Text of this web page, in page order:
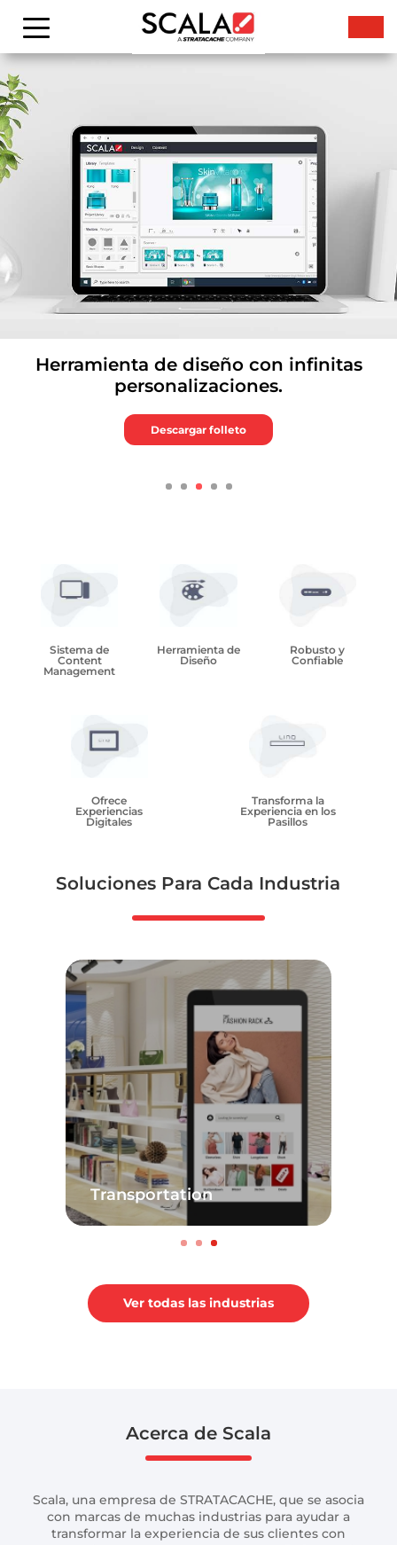
Herramienta de diseño con infinitas
personalizaciones.
Descargar folleto
Sistema de
Content
Management
Herramienta de
Diseño
Robusto y
Confiable
Ofrece
Experiencias
Digitales
Transforma la
Experiencia en los
Pasillos
Soluciones Para Cada Industria
Transportation
Ver todas las industrias
Acerca de Scala
Scala, una empresa de STRATACACHE, que se asocia
con marcas de muchas industrias para ayudar a
transformar la experiencia de sus clientes con